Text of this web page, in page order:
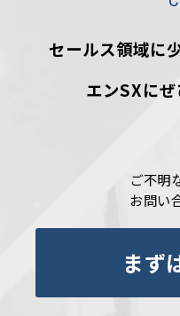
セールス領域に
エンSXに
ご不明
お問い
まず